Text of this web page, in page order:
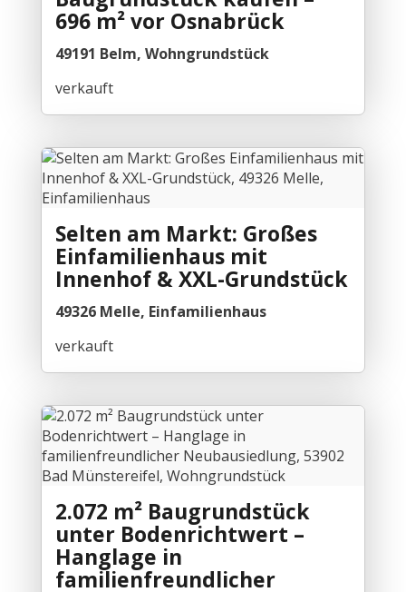
696 m² vor Osnabrück
49191 Belm, Wohngrundstück
verkauft
Selten am Markt: Großes
Einfamilienhaus mit
Innenhof & XXL-Grundstück
49326 Melle, Einfamilienhaus
verkauft
2.072 m² Baugrundstück
unter Bodenrichtwert –
Hanglage in
familienfreundlicher